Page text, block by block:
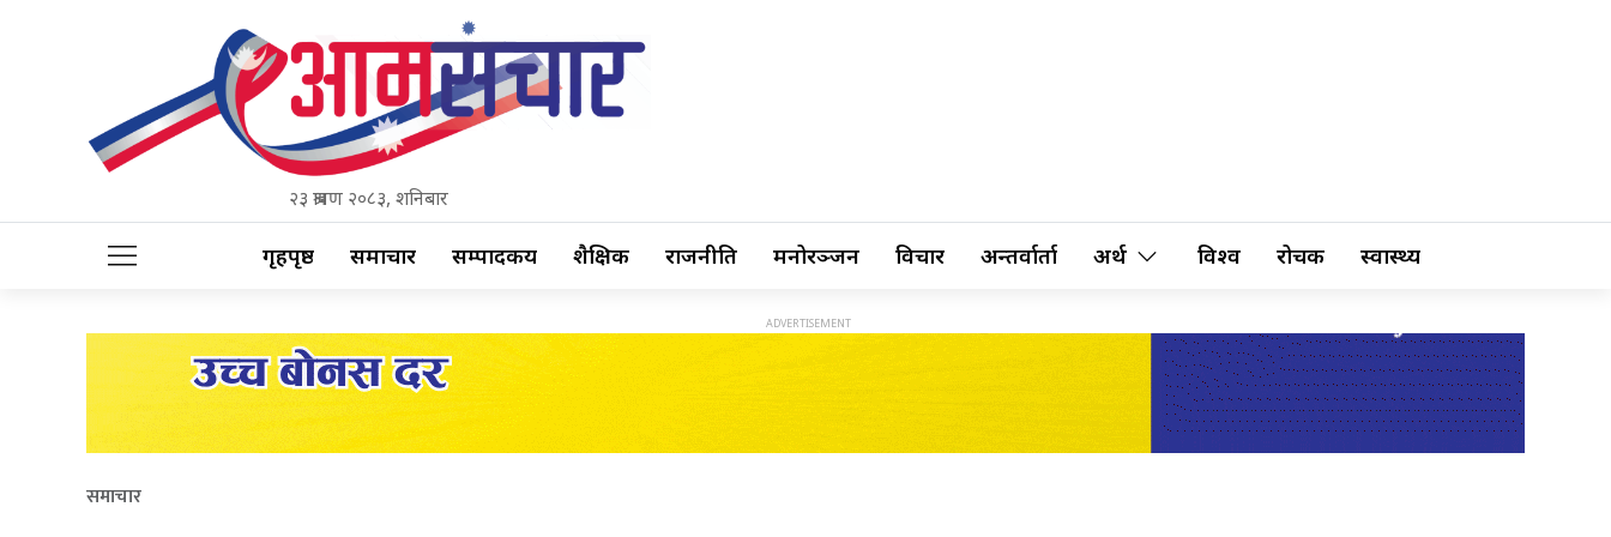
२३ श्रावण २०८३, शनिबार
गृहपृष्ठ समाचार सम्पादकीय शैक्षिक राजनीति मनोरञ्जन विचार अन्तर्वार्ता अर्थ विश्व रोचक स्वास्थ्य
समाचार